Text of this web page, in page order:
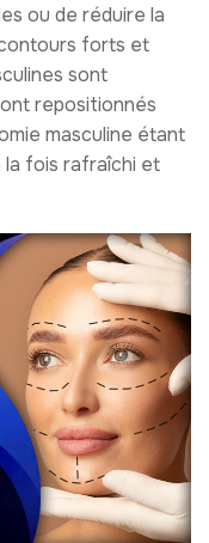
ou de réduire la
forts et
sont
repositionnés
masculine étant
la fois rafraîchi et